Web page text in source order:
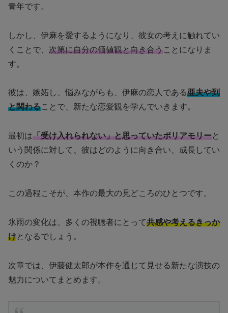
青年です。
しかし、伊麻を愛するようになり、彼女の考えに触れてい
くことで、 次第に自分の価値観と向き合うことになりま
す。
彼は、嫉妬し、悩みながらも、伊麻の恋人である亜夫や到
と関わることで、新たな恋愛観を学んでいきます。
最初は「受け入れられない」と思っていたポリアモリーと
いう関係に対して、彼はどのように向き合い、成長してい
くのか？
この過程こそが、本作の最大の見どころのひとつです。
氷雨の変化は、多くの視聴者にとって共感や考えるきっか
けとなるでしょう。
次章では、伊藤健太郎が本作を通じて見せる新たな演技の
魅力についてまとめます。